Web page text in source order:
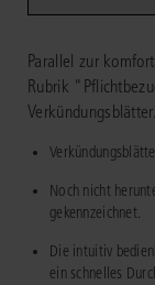
Parallel zur
Rubrik
Verkündungsblätter.
Noch nicht
gekennzeichnet.
Die intuitiv
ein schnelles